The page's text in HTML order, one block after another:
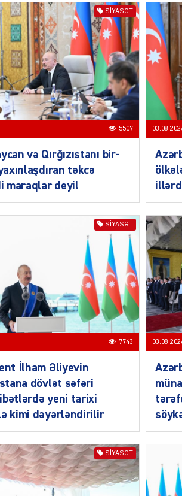
DÜNYA
ŞOU-
SIYASƏT
5507
və Qırğızıstanı bir-
təkcə
maraqlar deyil
SIYASƏT
7743
İlham Əliyevin
dövlət səfəri
yeni tarixi
kimi dəyərləndirilir
SIYASƏT